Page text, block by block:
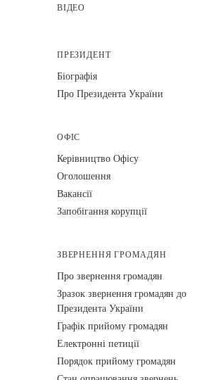
ВІДЕО
ПРЕЗИДЕНТ
Біографія
Про Президента України
ОФІС
Керівництво Офісу
Оголошення
Вакансії
Запобігання корупції
ЗВЕРНЕННЯ ГРОМАДЯН
Про звернення громадян
Зразок звернення громадян до
Президента України
Графік прийому громадян
Електронні петиції
Порядок прийому громадян